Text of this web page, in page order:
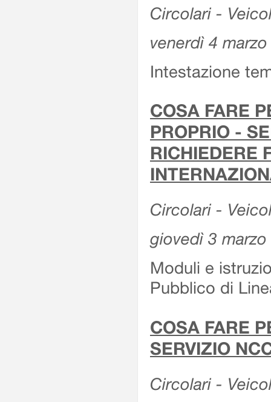
Circolari -
venerdì 4
Intestazione
COSA FARE
PROPRIO -
RICHIEDERE
Circolari -
giovedì 3 marzo
Moduli e
Pubblico di
COSA FARE
SERVIZIO
Circolari -